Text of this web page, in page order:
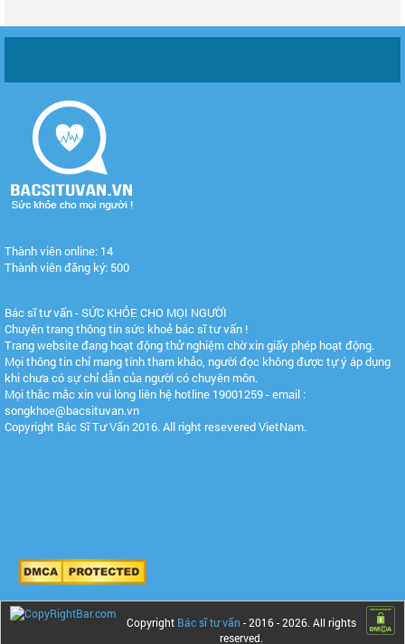
Thành viên online: 14
Thành viên đăng ký: 500
Bác sĩ tư vấn - SỨC KHỎE CHO MỌI NGƯỜI
Chuyên trang thông tin sức khoẻ bác sĩ tư vấn !
Trang website đang hoạt động thử nghiệm chờ xin giấy phép hoạt động.
Mọi thông tin chỉ mang tính tham khảo, người đọc không được tự ý áp dụng
khi chưa có sự chỉ dẫn của người có chuyên môn.
Mọi thắc mắc xin vui lòng liên hệ hotline 19001259 - email :
songkhoe@bacsituvan.vn
Copyright Bác Sĩ Tư Vấn 2016. All right resevered VietNam.
Copyright Bác sĩ tư vấn - 2016 -2026. All rights
reserved.